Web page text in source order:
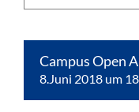
Campus Open
8.Juni 2018 um